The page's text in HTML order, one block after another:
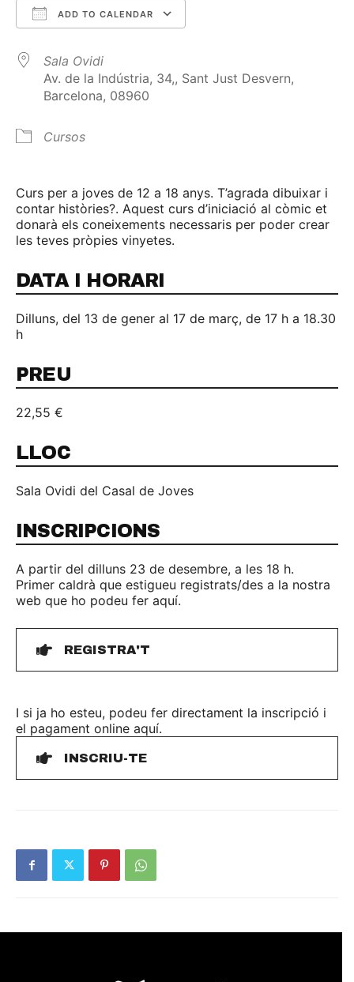
ADD TO CALENDAR
Sala Ovidi
Av. de la Indústria, 34,, Sant Just Desvern,
Barcelona, 08960
Cursos
Curs per a joves de 12 a 18 anys. T’agrada dibuixar i
contar històries?. Aquest curs d’iniciació al còmic et
donarà els coneixements necessaris per poder crear
les teves pròpies vinyetes.
DATA I HORARI
Dilluns, del 13 de gener al 17 de març, de 17 h a 18.30
h
PREU
22,55 €
LLOC
Sala Ovidi del Casal de Joves
INSCRIPCIONS
A partir del dilluns 23 de desembre, a les 18 h.
Primer caldrà que estigueu registrats/des a la nostra
web que ho podeu fer aquí.
REGISTRA'T
I si ja ho esteu, podeu fer directament la inscripció i
el pagament online aquí.
INSCRIU-TE